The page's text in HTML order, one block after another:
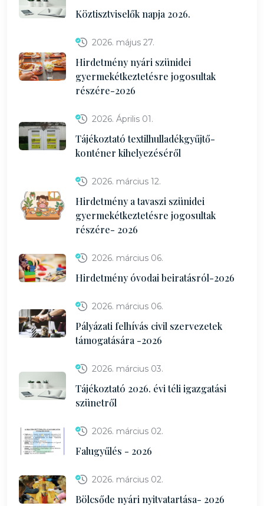
Köztisztviselők napja 2026.
2026. május 27.
Hirdetmény nyári szünidei
gyermekétkeztetésre jogosultak
részére-2026
2026. Április 01.
Tájékoztató textilhulladékgyűjtő-
konténer kihelyezéséről
2026. március 12.
Hirdetmény a tavaszi szünidei
gyermekétkeztetésre jogosultak
részére- 2026
2026. március 06.
Hirdetmény óvodai beiratásról-2026
2026. március 06.
Pályázati felhívás civil szervezetek
támogatására -2026
2026. március 03.
Tájékoztató 2026. évi téli igazgatási
szünetről
2026. március 02.
Falugyűlés - 2026
2026. március 02.
Bölcsőde nyári nyitvatartása- 2026